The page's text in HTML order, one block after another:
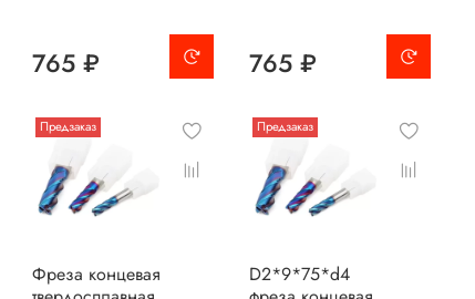
765 ₽ 765 ₽
Предзаказ
Фреза концевая
Предзаказ
D2*9*75*d4